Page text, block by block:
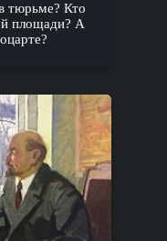
тюрьме? Кто
площади? А